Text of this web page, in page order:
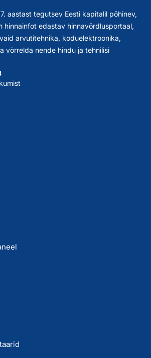
aastast tegutsev Eesti kapitalil põhinev,
hinnainfot edastav hinnavõrdlusportaal,
arvutitehnika, koduelektroonika,
võrrelda nende hindu ja tehnilisi